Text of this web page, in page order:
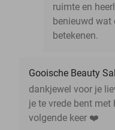
ruimte en
benieuwd wat
betekenen.
Gooische Beauty
dankjewel voor je
je te vrede bent
volgende keer ❤️